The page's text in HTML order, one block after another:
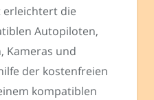
erleichtert die
Autopiloten,
Kameras und
der kostenfreien
kompatiblen